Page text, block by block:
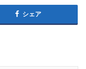
シェア